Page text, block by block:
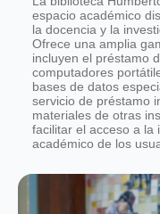
espacio académico
la docencia y la
Ofrece una amplia
incluyen el préstamo
computadores
bases de datos
servicio de préstamo
materiales de otras
facilitar el acceso a la
académico de los